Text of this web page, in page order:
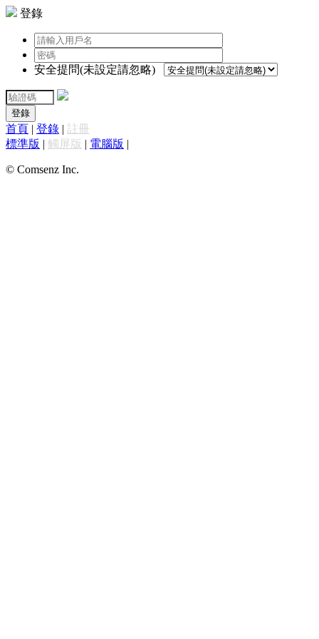
登錄
安全提問(未設定請忽略)
登錄
首頁 | 登錄 | 註冊
標準版 | 觸屏版 | 電腦版 |
© Comsenz Inc.